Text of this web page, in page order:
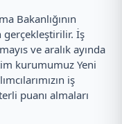
Bakanlığının
gerçekleştirilir. İş
ve aralık ayında
kurumumuz Yeni
iş
puanı almaları